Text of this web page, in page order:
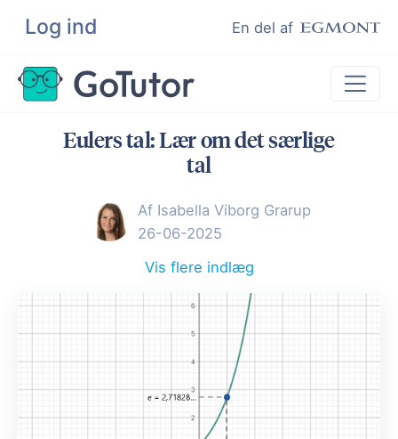
Log ind En del af
Søg
Hjælp til ordblinde
Kundeudtalelser
Eulers tal: Lær om det særlige
tal
Af Isabella Viborg Grarup
26-06-2025
Vis flere indlæg